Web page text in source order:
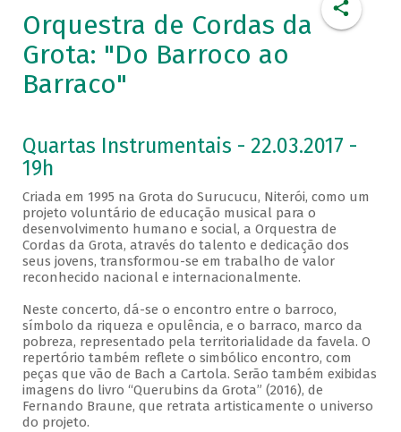
Orquestra de Cordas da
Grota: "Do Barroco ao
Barraco"
Quartas Instrumentais - 22.03.2017 -
19h
Criada em 1995 na Grota do Surucucu, Niterói, como um
projeto voluntário de educação musical para o
desenvolvimento humano e social, a Orquestra de
Cordas da Grota, através do talento e dedicação dos
seus jovens, transformou-se em trabalho de valor
reconhecido nacional e internacionalmente.
Neste concerto, dá-se o encontro entre o barroco,
símbolo da riqueza e opulência, e o barraco, marco da
pobreza, representado pela territorialidade da favela. O
repertório também reflete o simbólico encontro, com
peças que vão de Bach a Cartola. Serão também exibidas
imagens do livro “Querubins da Grota” (2016), de
Fernando Braune, que retrata artisticamente o universo
do projeto.